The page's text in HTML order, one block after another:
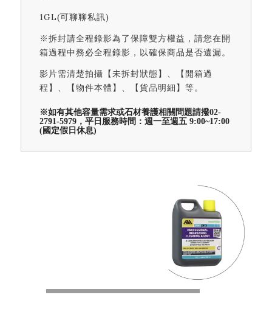
1GL(可聊聊私訊)
※拆封請全程錄影為了保障雙方權益，請您在開
箱過程中務必全程錄影，以確保商品是否遺漏。
影片需清楚拍攝【未拆封狀態】、【開箱過
程】、【物件本體】、【貨品明細】等。
※如有其他容量需求或石材養護相關問題請撥02-
2791-5979，平日服務時間：週一至週五 9:00~17:00
(國定假日休息)